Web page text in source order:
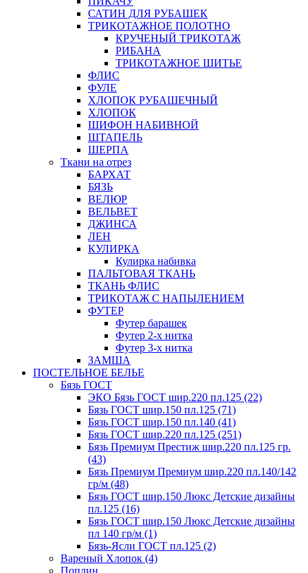
САТИН ДЛЯ РУБАШЕК
ТРИКОТАЖНОЕ ПОЛОТНО
КРУЧЕНЫЙ ТРИКОТАЖ
РИБАНА
ТРИКОТАЖНОЕ ШИТЬЕ
ФЛИС
ФУЛЕ
ХЛОПОК РУБАШЕЧНЫЙ
ХЛОПОК
ШИФОН НАБИВНОЙ
ШТАПЕЛЬ
ШЕРПА
Ткани на отрез
БАРХАТ
БЯЗЬ
ВЕЛЮР
ВЕЛЬВЕТ
ДЖИНСА
ЛЕН
КУЛИРКА
Кулирка набивка
ПАЛЬТОВАЯ ТКАНЬ
ТКАНЬ ФЛИС
ТРИКОТАЖ С НАПЫЛЕНИЕМ
ФУТЕР
Футер барашек
Футер 2-х нитка
Футер 3-х нитка
ЗАМША
ПОСТЕЛЬНОЕ БЕЛЬЕ
Бязь ГОСТ
ЭКО Бязь ГОСТ шир.220 пл.125 (22)
Бязь ГОСТ шир.150 пл.125 (71)
Бязь ГОСТ шир.150 пл.140 (41)
Бязь ГОСТ шир.220 пл.125 (251)
Бязь Премиум Престиж шир.220 пл.125 гр.
(43)
Бязь Премиум Премиум шир.220 пл.140/142
гр/м (48)
Бязь ГОСТ шир.150 Люкс Детские дизайны
пл.125 (16)
Бязь ГОСТ шир.150 Люкс Детские дизайны
пл 140 гр/м (1)
Бязь-Ясли ГОСТ пл.125 (2)
Вареный Хлопок (4)
Поплин